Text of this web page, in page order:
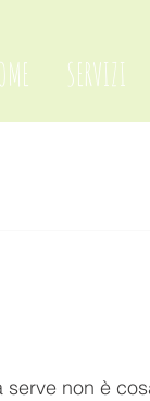
SERVIZI
non è